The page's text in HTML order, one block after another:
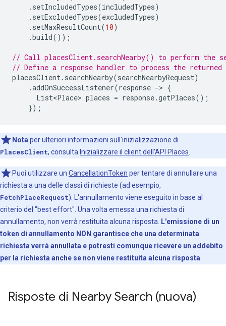
. setIncludedTypes(includedTypes)
. setExcludedTypes(excludedTypes)
. setMaxResultCount(10)
.build());
// Call placesClient.searchNearby() to perform the
// Define a response handler to process the
placesClient. searchNearby(searchNearbyRequest)
.addOnSuccessListener(response -> {
List<Place> places = response.getPlaces();
});
Nota:per ulteriori informazioni sull'inizializzazione di
PlacesClient, consulta Inizializzare il client dell'API Places
Puoi utilizzare un CancellationToken per tentare di annullare una
richiesta a una delle classi di richieste (ad esempio,
FetchPlaceRequest). L'annullamento viene eseguito in base al
criterio del "best effort". Una volta emessa una richiesta di
annullamento, non verrà restituita alcuna risposta.
L'emissione di un
token di annullamento NON garantisce che una determinata
richiesta verrà annullata e potresti comunque ricevere un addebito
per la richiesta anche se non viene restituita alcuna risposta
Risposte di Nearby Search (nuova)